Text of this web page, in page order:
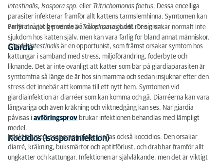
intestinalis, Isospora spp. eller Tritrichomonas foetus. Dessa encelliga
parasiter infekterar framför allt kattens tarmslemhinna. Symtomen kan
variera något beroende på vilken parasit det rör sig om.
En fjärde viktig protozo ärToxoplasma gondii. Den orsakar normalt inte
sjukdom hos katten själv, men kan vara farlig för bland annat människor.
Giardia
Giardia intestinalis är en opportunist, som främst orsakar symtom hos
kattungar i samband med stress, miljöförändring, foderbyte och
liknande. Det är inte ovanligt att katter som bär på giardiaparasiten är
symtomfria så länge de är hos sin mamma och sedan insjuknar efter den
stress det innebär att komma till ett nytt hem. Symtomen vid
giardiainfektion är diarréer som kan komma och gå. Diarréerna kan vara
långvariga och även kräkning och viktnedgång kan ses. När giardia
påvisas i avföringsprov brukar infektionen behandlas med lämpligt
medel.
Koccidios (isosporainfektion)
Infektion med isosporaparasiter kallas också koccidios. Den orsakar
diarré, kräkning, buksmärtor och aptitförlust, och drabbar framför allt
ungkatter och kattungar. Infektionen är självläkande, men det är viktigt